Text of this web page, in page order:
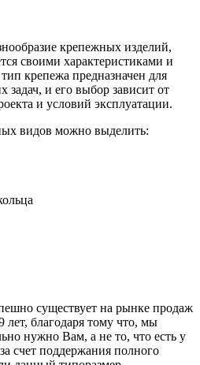
крепежных изделий,
своими характеристиками и
крепежа предназначен для
и его выбор зависит от
и условий эксплуатации.
видов можно выделить:
существует на рынке продаж
благодаря тому что, мы
нужно Вам, а не то, что есть у
счет поддержания полного